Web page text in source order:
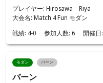
プレイヤー: Hirosawa Riya
大会名: Match 4 Fun モダン
戦績: 4-0 参加人数: 6 開催日:
モダン バーン
バーン